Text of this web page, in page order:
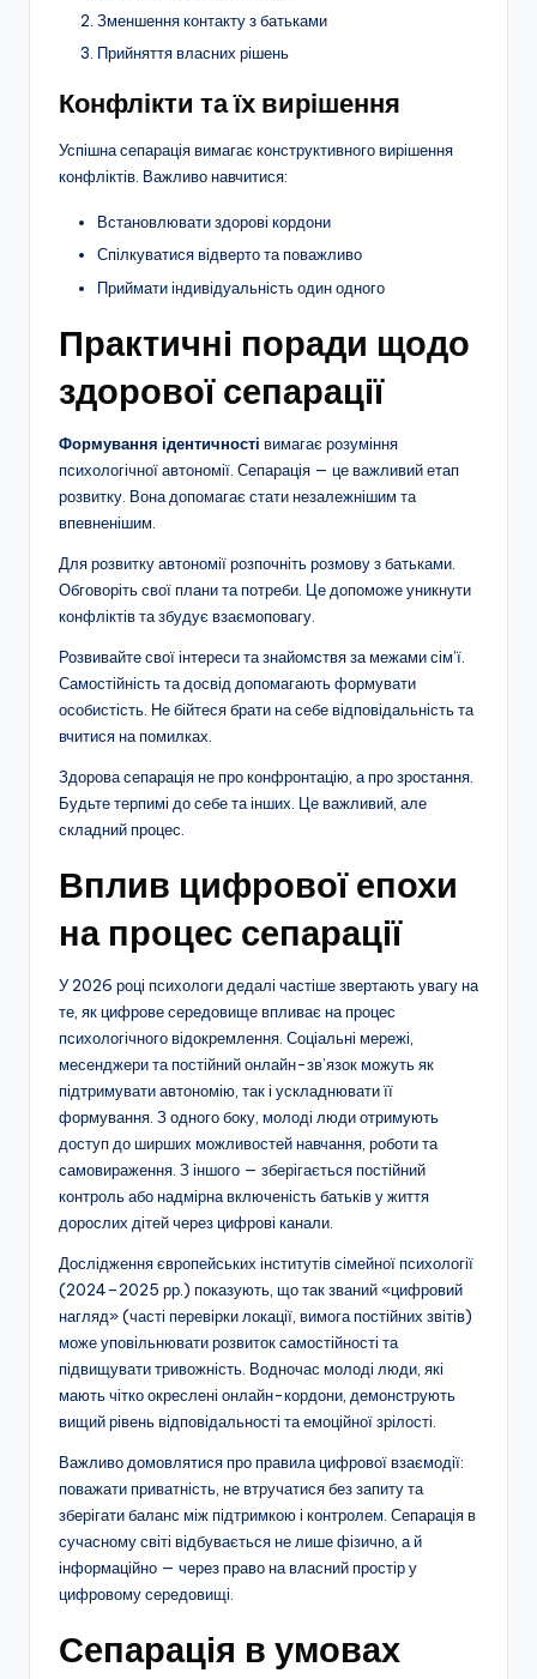
Зменшення контакту з батьками
Прийняття власних рішень
Конфлікти та їх вирішення
Успішна сепарація вимагає конструктивного вирішення
конфліктів. Важливо навчитися:
Встановлювати здорові кордони
Спілкуватися відверто та поважливо
Приймати індивідуальність один одного
Практичні поради щодо
здорової сепарації
Формування ідентичності вимагає розуміння
психологічної автономії. Сепарація — це важливий етап
розвитку. Вона допомагає стати незалежнішим та
впевненішим.
Для розвитку автономії розпочніть розмову з батьками.
Обговоріть свої плани та потреби. Це допоможе уникнути
конфліктів та збудує взаємоповагу.
Розвивайте свої інтереси та знайомствя за межами сім’ї.
Самостійність та досвід допомагають формувати
особистість. Не бійтеся брати на себе відповідальність та
вчитися на помилках.
Здорова сепарація не про конфронтацію, а про зростання.
Будьте терпимі до себе та інших. Це важливий, але
складний процес.
Вплив цифрової епохи
на процес сепарації
У 2026 році психологи дедалі частіше звертають увагу на
те, як цифрове середовище впливає на процес
психологічного відокремлення. Соціальні мережі,
месенджери та постійний онлайн-зв’язок можуть як
підтримувати автономію, так і ускладнювати її
формування. З одного боку, молоді люди отримують
доступ до ширших можливостей навчання, роботи та
самовираження. З іншого — зберігається постійний
контроль або надмірна включеність батьків у життя
дорослих дітей через цифрові канали.
Дослідження європейських інститутів сімейної психології
(2024–2025 рр.) показують, що так званий «цифровий
нагляд» (часті перевірки локації, вимога постійних звітів)
може уповільнювати розвиток самостійності та
підвищувати тривожність. Водночас молоді люди, які
мають чітко окреслені онлайн-кордони, демонструють
вищий рівень відповідальності та емоційної зрілості.
Важливо домовлятися про правила цифрової взаємодії:
поважати приватність, не втручатися без запиту та
зберігати баланс між підтримкою і контролем. Сепарація в
сучасному світі відбувається не лише фізично, а й
інформаційно — через право на власний простір у
цифровому середовищі.
Сепарація в умовах